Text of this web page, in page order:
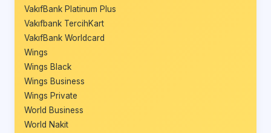
VakıfBank Platinum Plus
Vakıfbank TercihKart
VakıfBank Worldcard
Wings
Wings Black
Wings Business
Wings Private
World Business
World Nakit